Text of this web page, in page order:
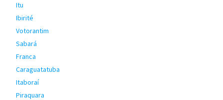
Itu
Ibirité
Votorantim
Sabará
Franca
Caraguatatuba
Itaboraí
Piraquara